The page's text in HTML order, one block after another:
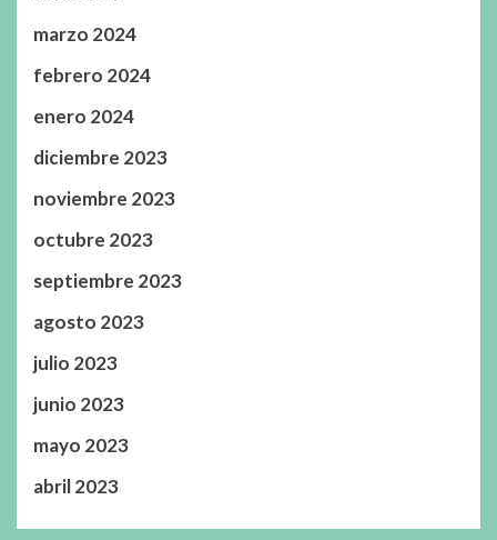
marzo 2024
febrero 2024
enero 2024
diciembre 2023
noviembre 2023
octubre 2023
septiembre 2023
agosto 2023
julio 2023
junio 2023
mayo 2023
abril 2023